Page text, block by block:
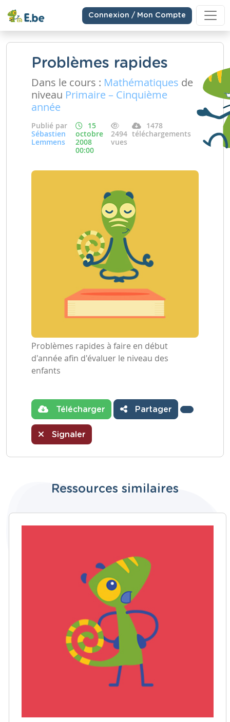
Connexion / Mon Compte
Problèmes rapides
Dans le cours : Mathématiques de
niveau Primaire – Cinquième
année
Publié par
Sébastien
Lemmens
15
octobre
2008
00:00
2494
vues
1478
téléchargements
Problèmes rapides à faire en début
d'année afin d'évaluer le niveau des
enfants
Télécharger Partager
Signaler
Ressources similaires